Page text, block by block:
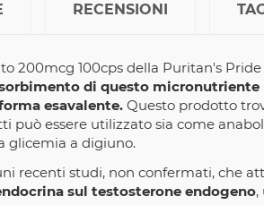
RECENSIONI
200mcg 100cps della Puritan's Pride
di questo
esavalente. Questo prodotto
può essere utilizzato sia come
glicemia a digiuno.
recenti studi, non confermati, che
sul testosterone endogeno,